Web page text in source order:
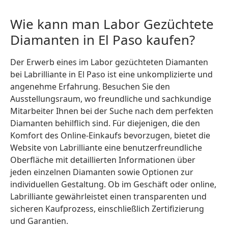
Wie kann man Labor Gezüchtete
Diamanten in El Paso kaufen?
Der Erwerb eines im Labor gezüchteten Diamanten
bei Labrilliante in El Paso ist eine unkomplizierte und
angenehme Erfahrung. Besuchen Sie den
Ausstellungsraum, wo freundliche und sachkundige
Mitarbeiter Ihnen bei der Suche nach dem perfekten
Diamanten behilflich sind. Für diejenigen, die den
Komfort des Online-Einkaufs bevorzugen, bietet die
Website von Labrilliante eine benutzerfreundliche
Oberfläche mit detaillierten Informationen über
jeden einzelnen Diamanten sowie Optionen zur
individuellen Gestaltung. Ob im Geschäft oder online,
Labrilliante gewährleistet einen transparenten und
sicheren Kaufprozess, einschließlich Zertifizierung
und Garantien.